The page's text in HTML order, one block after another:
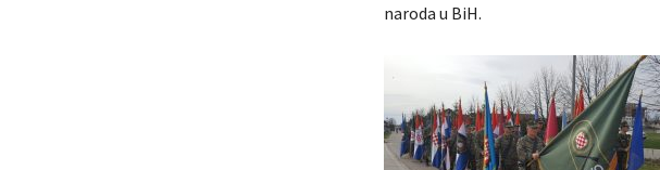
naroda u BiH.